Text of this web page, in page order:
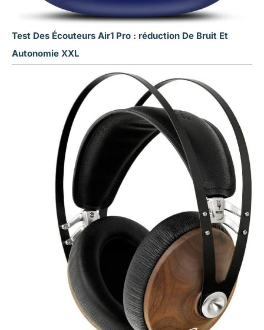
Test Des Écouteurs Air1 Pro : réduction De Bruit Et
Autonomie XXL